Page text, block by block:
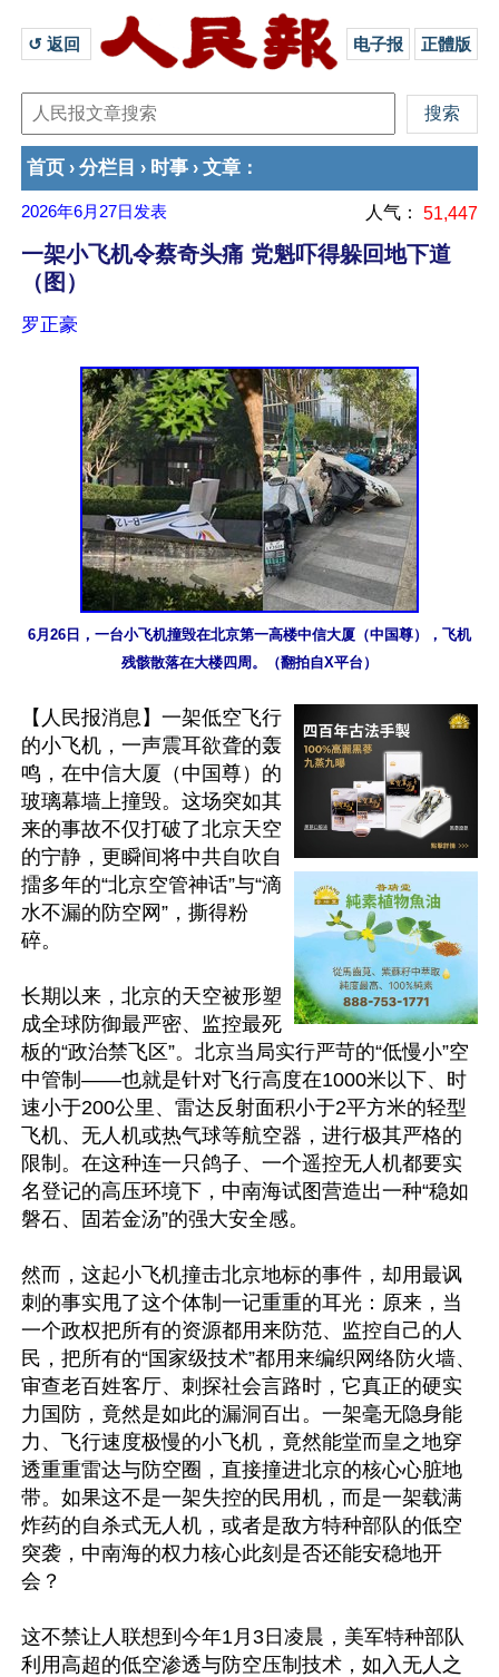
↺ 返回 电子报 正體版
首页 › 分栏目 › 时事 › 文章 ：
2026年6月27日 发表 人气： 51,447
一架小飞机令蔡奇头痛 党魁吓得躲回地下道
（图）
罗正豪
6月26日，一台小飞机撞毁在北京第一高楼中信大厦（中国尊），飞机
残骸散落在大楼四周。（翻拍自X平台）
【人民报消息】一架低空飞行
的小飞机，一声震耳欲聋的轰
鸣，在中信大厦（中国尊）的
玻璃幕墙上撞毁。这场突如其
来的事故不仅打破了北京天空
的宁静，更瞬间将中共自吹自
擂多年的“北京空管神话”与“滴
水不漏的防空网”，撕得粉
碎。
长期以来，北京的天空被形塑
成全球防御最严密、监控最死
板的“政治禁飞区”。北京当局实行严苛的“低慢小”空
中管制——也就是针对飞行高度在1000米以下、时
速小于200公里、雷达反射面积小于2平方米的轻型
飞机、无人机或热气球等航空器，进行极其严格的
限制。在这种连一只鸽子、一个遥控无人机都要实
名登记的高压环境下，中南海试图营造出一种“稳如
磐石、固若金汤”的强大安全感。
然而，这起小飞机撞击北京地标的事件，却用最讽
刺的事实甩了这个体制一记重重的耳光：原来，当
一个政权把所有的资源都用来防范、监控自己的人
民，把所有的“国家级技术”都用来编织网络防火墙、
审查老百姓客厅、刺探社会言路时，它真正的硬实
力国防，竟然是如此的漏洞百出。一架毫无隐身能
力、飞行速度极慢的小飞机，竟然能堂而皇之地穿
透重重雷达与防空圈，直接撞进北京的核心心脏地
带。如果这不是一架失控的民用机，而是一架载满
炸药的自杀式无人机，或者是敌方特种部队的低空
突袭，中南海的权力核心此刻是否还能安稳地开
会？
这不禁让人联想到今年1月3日凌晨，美军特种部队
利用高超的低空渗透与防空压制技术，如入无人之